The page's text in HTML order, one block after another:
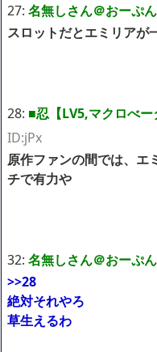
27: 名無しさん＠おーぷん
スロットだとエミリアが
28: ■忍【LV5,マクロべー
ID:jPx
原作ファンの間では、エ
チで有力や
32: 名無しさん＠おーぷん
>>28
絶対それやろ
草生えるわ